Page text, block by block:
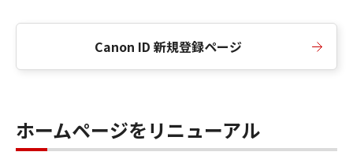
Canon ID 新規登録ページ
ホームページをリニューアル